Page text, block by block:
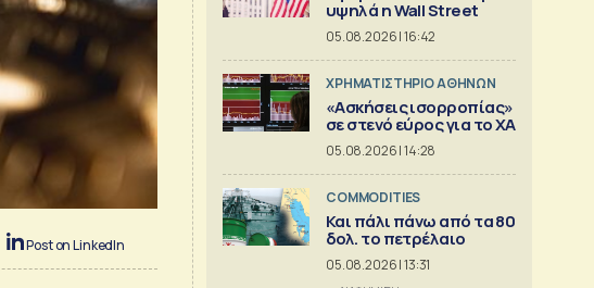
Post on LinkedIn
υψηλά η Wall Street
05.08.2026 | 16:42
XΡΗΜΑΤΙΣΤΗΡΙΟ ΑΘΗΝΩΝ
«Ασκήσεις ισορροπίας»
σε στενό εύρος για το ΧΑ
05.08.2026 | 14:28
COMMODITIES
Και πάλι πάνω από τα 80
δολ. το πετρέλαιο
05.08.2026 | 13:31